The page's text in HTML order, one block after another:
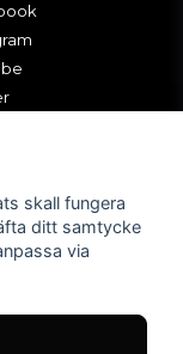
skall fungera
ditt samtycke
via